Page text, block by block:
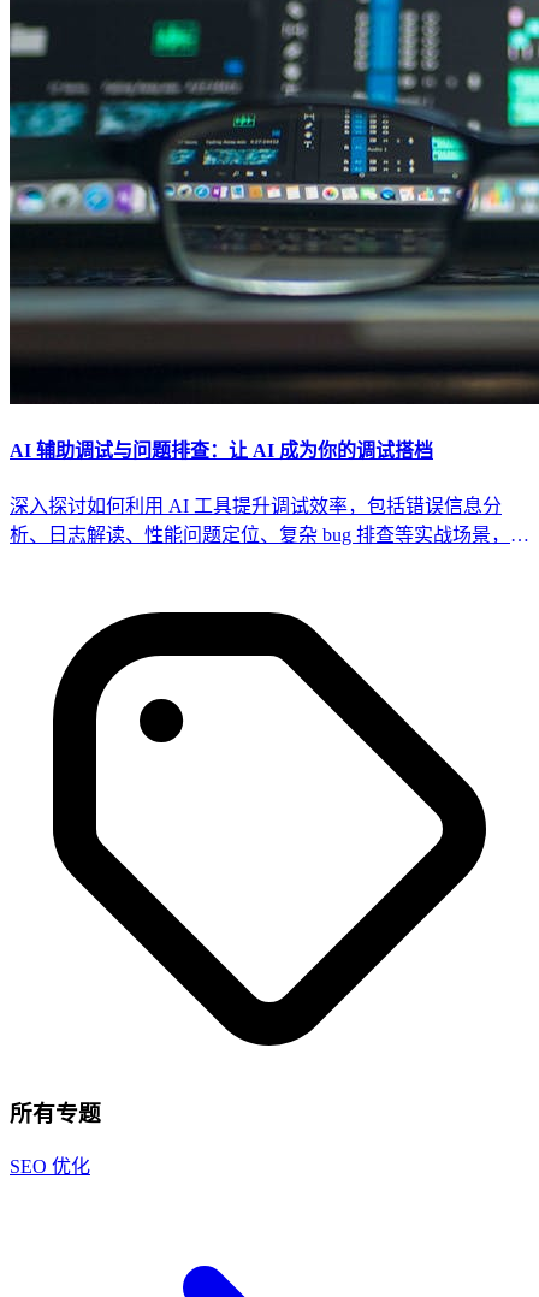
AI 辅助调试与问题排查：让 AI 成为你的调试搭档
深入探讨如何利用 AI 工具提升调试效率，包括错误信息分
析、日志解读、性能问题定位、复杂 bug 排查等实战场景，构
所有专题
SEO 优化